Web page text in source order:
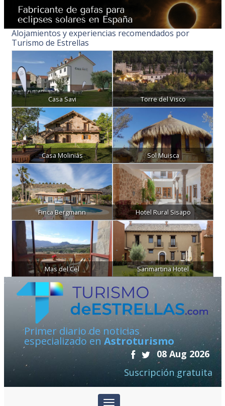
Alojamientos y experiencias recomendados por
Turismo de Estrellas
Casa Savi Torre del Visco
Casa Moliniás Sol Muisca
Finca Bergmann Hotel Rural Sisapo
Mas del Cel Sanmartina Hotel
Primer diario de noticias
especializado en Astroturismo
08 Aug 2026
Suscripción gratuita